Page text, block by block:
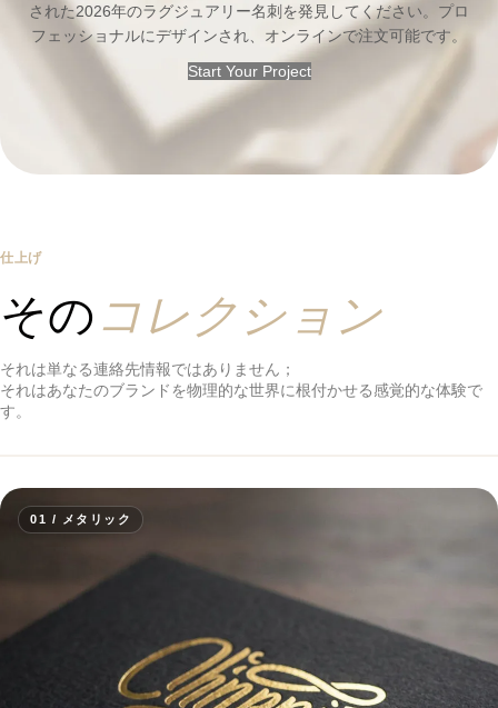
された2026年のラグジュアリー名刺を発見してください。プロ
フェッショナルにデザインされ、オンラインで注文可能です。
Start Your Project
仕上げ
そのコレクション
それは単なる連絡先情報ではありません；
それはあなたのブランドを物理的な世界に根付かせる感覚的な体験で
す。
01 / メタリック